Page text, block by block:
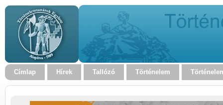
Címlap Hírek Tallózó Történelem